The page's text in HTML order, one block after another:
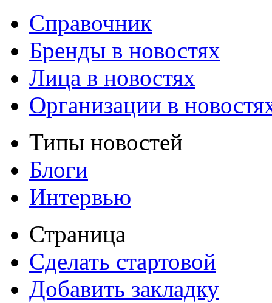
Справочник
Бренды в новостях
Лица в новостях
Организации в
Типы новостей
Блоги
Интервью
Страница
Сделать стартовой
Добавить закладку